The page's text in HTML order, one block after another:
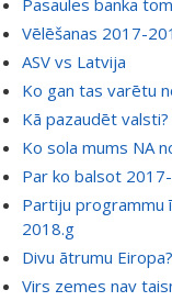
Pasaules banka
Vēlēšanas 2017-
ASV vs Latvija
Ko gan tas varētu
Kā pazaudēt valsti?
Ko sola mums NA
Par ko balsot
Partiju programmu
2018.g
Divu ātrumu Eiropa?
Virs zemes nav